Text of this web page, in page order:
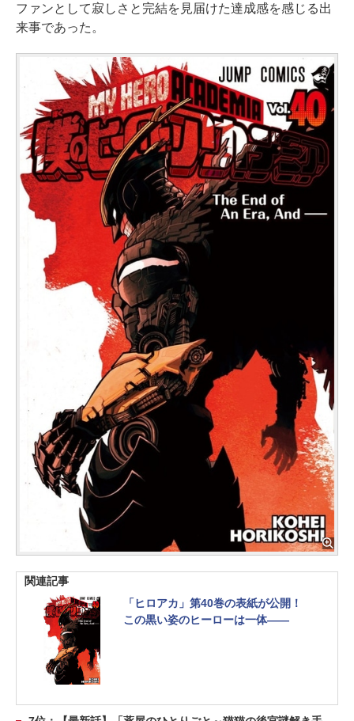
ファンとして寂しさと完結を見届けた達成感を感じる出
来事であった。
関連記事
「ヒロアカ」第40巻の表紙が公開！
この黒い姿のヒーローは一体――